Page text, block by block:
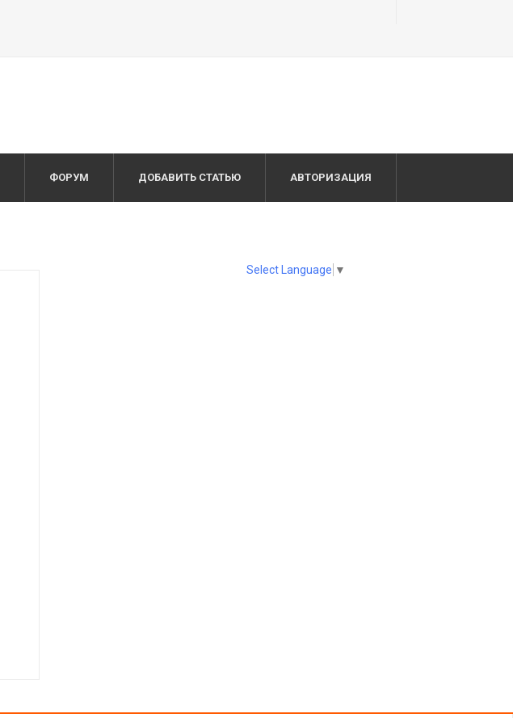
ФОРУМ ДОБАВИТЬ СТАТЬЮ АВТОРИЗАЦИЯ
Select Language ▼